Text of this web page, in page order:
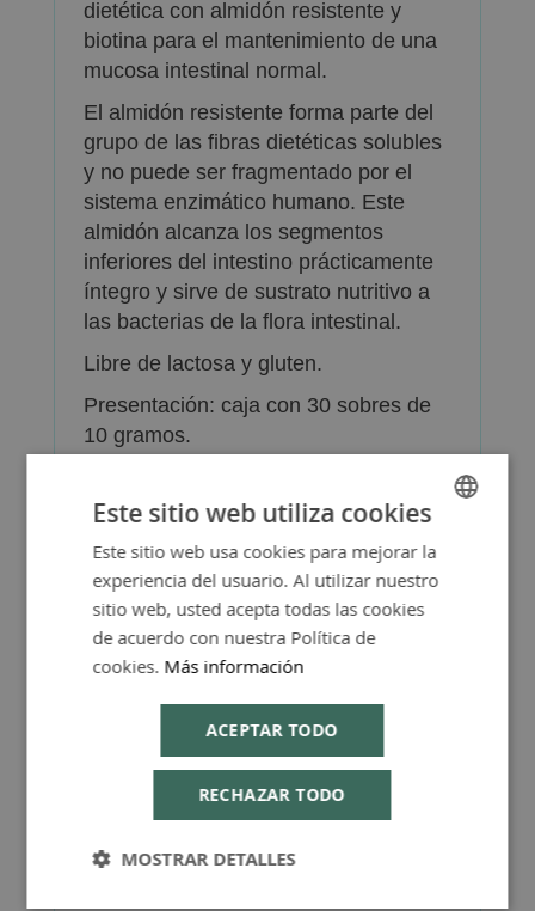
dietética con almidón resistente y
biotina para el mantenimiento de una
mucosa intestinal normal.
El almidón resistente forma parte del
grupo de las fibras dietéticas solubles
y no puede ser fragmentado por el
sistema enzimático humano. Este
almidón alcanza los segmentos
inferiores del intestino prácticamente
íntegro y sirve de sustrato nutritivo a
las bacterias de la flora intestinal.
Libre de lactosa y gluten.
Presentación: caja con 30 sobres de
10 gramos.
Más Información
FAQ - Preguntas y Respuestas
SPANISH
ENGLISH
Este sitio web utiliza cookies
Este sitio web usa cookies para mejorar la
experiencia del usuario. Al utilizar nuestro
sitio web, usted acepta todas las cookies
de acuerdo con nuestra Política de
cookies. Más información
ACEPTAR TODO
RECHAZAR TODO
MOSTRAR DETALLES